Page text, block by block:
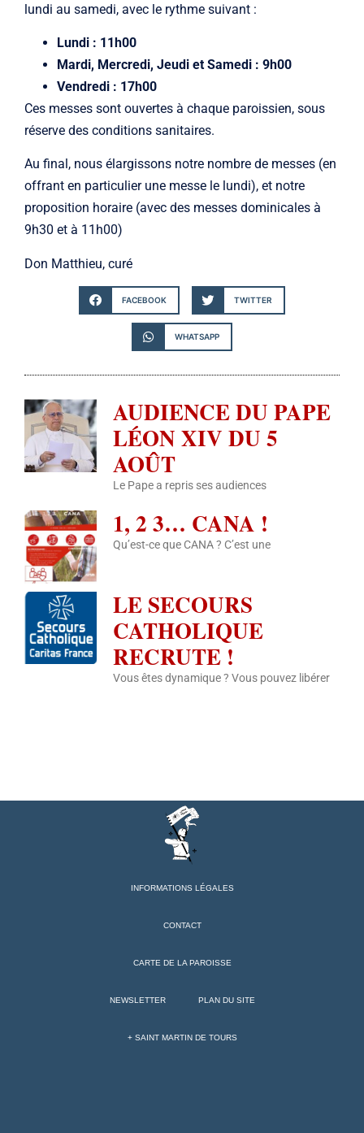
lundi au samedi, avec le rythme suivant :
Lundi : 11h00
Mardi, Mercredi, Jeudi et Samedi : 9h00
Vendredi : 17h00
Ces messes sont ouvertes à chaque paroissien, sous
réserve des conditions sanitaires.
Au final, nous élargissons notre nombre de messes (en
offrant en particulier une messe le lundi), et notre
proposition horaire (avec des messes dominicales à
9h30 et à 11h00)
Don Matthieu, curé
FACEBOOK TWITTER
WHATSAPP
AUDIENCE DU PAPE
LÉON XIV DU 5
AOÛT
Le Pape a repris ses audiences
1, 2 3… CANA !
Qu’est-ce que CANA ? C’est une
LE SECOURS
CATHOLIQUE
RECRUTE !
Vous êtes dynamique ? Vous pouvez libérer
INFORMATIONS LÉGALES
CONTACT
CARTE DE LA PAROISSE
NEWSLETTER PLAN DU SITE
+ SAINT MARTIN DE TOURS